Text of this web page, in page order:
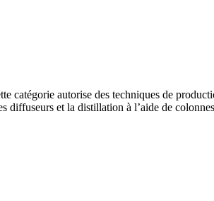
catégorie autorise des techniques de
diffuseurs et la distillation à l’aide de